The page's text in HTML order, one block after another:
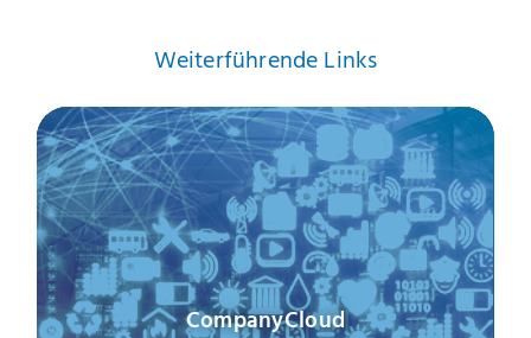
Weiterführende Links
CompanyCloud